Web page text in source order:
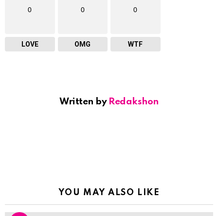
0
LOVE
0
OMG
0
WTF
Written by Redakshon
YOU MAY ALSO LIKE